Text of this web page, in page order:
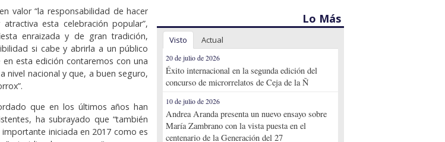
valor “la responsabilidad de hacer
esta celebración popular”,
enraizada y de gran tradición,
si cabe y abrirla a un público
esta edición contaremos con una
nivel nacional y que, a buen seguro,
que en los últimos años han
ha subrayado que “también
iniciada en 2017 como es
Lo Más
Visto Actual
20 de julio de 2026
Éxito internacional en la segunda edición del
concurso de microrrelatos de Ceja de la Ñ
10 de julio de 2026
Andrea Aranda presenta un nuevo ensayo sobre
María Zambrano con la vista puesta en el
centenario de la Generación del 27